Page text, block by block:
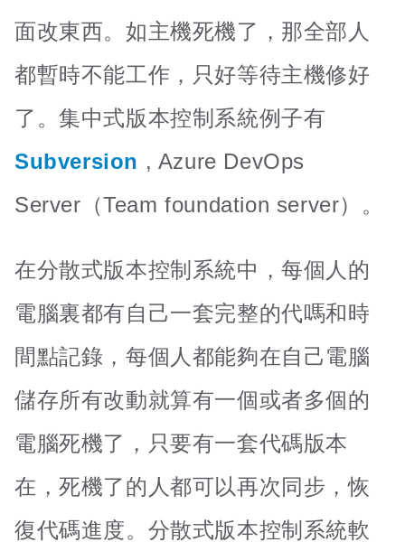
面改東西。如主機死機了，那全部人
都暫時不能工作，只好等待主機修好
了。集中式版本控制系統例子有
Subversion , Azure DevOps
Server（Team foundation server）。
在分散式版本控制系統中，每個人的
電腦裏都有自己一套完整的代嗎和時
間點記錄，每個人都能夠在自己電腦
儲存所有改動就算有一個或者多個的
電腦死機了，只要有一套代碼版本
在，死機了的人都可以再次同步，恢
復代碼進度。分散式版本控制系統軟